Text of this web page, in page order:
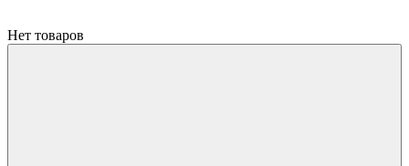
Нет товаров